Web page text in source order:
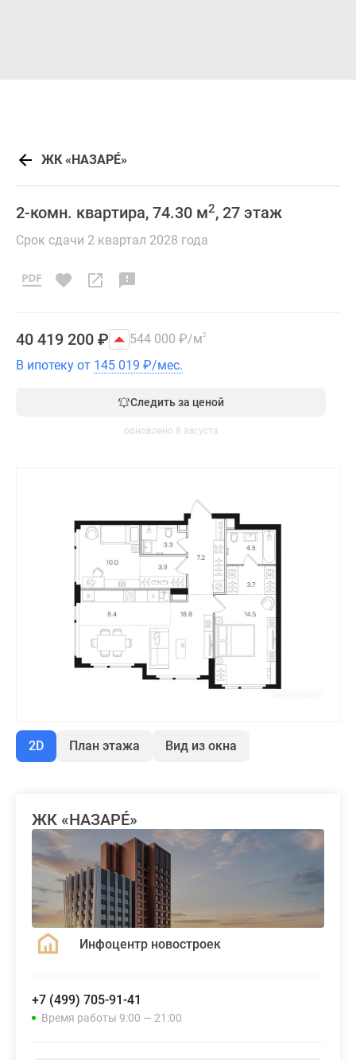
ЖК «НАЗАРÉ»
2-комн. квартира, 74.30 м2, 27 этаж
Срок сдачи 2 квартал 2028 года
40 419 200 ₽ 544 000 ₽/м2
В ипотеку от 145 019 ₽/мес.
Следить за ценой
обновлено 8 августа
2D План этажа Вид из окна
ЖК «НАЗАРÉ»
Инфоцентр новостроек
+7 (499) 705-91-41
Время работы 9:00 — 21:00